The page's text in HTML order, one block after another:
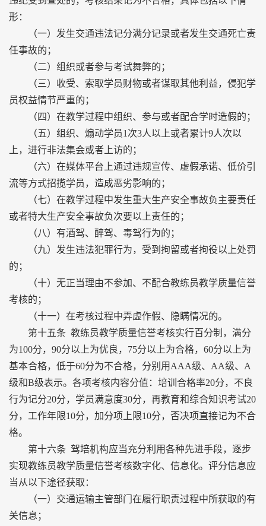
形：
（一）发生交通违法记分满分记录或者发生交通死亡责
任事故的；
（二）组织或者参与考试舞弊的；
（三）收受、索取学员财物或者谋取其他利益，侵犯学
员权益情节严重的；
（四）在教学过程中组织、参与或者配合学时造假的；
（五）组织、煽动学员1次3人以上或者累计9人次以
上，进行非法集会或者上访的；
（六）在媒体平台上通过违规宣传、虚假承诺、低价引
流等方式招揽学员，造成恶劣影响的；
（七）在教学过程中发生重大生产安全事故负主要责任
或者特大生产安全事故负次要以上责任的；
（八）有酒驾、醉驾、毒驾行为的；
（九）发生违法犯罪行为，受到拘留或者拘役以上处罚
的；
（十）无正当理由不参加、不配合教练员教学质量信誉
考核的；
（十一）在考核过程中弄虚作假、隐瞒情况的。
第十五条 教练员教学质量信誉考核实行百分制，满分
为100分，90分以上为优良，75分以上为合格，60分以上为
基本合格，低于60分为不合格，分别用AAA级、AA级、A
级和B级表示。各项考核内容分值：培训合格率20分，不良
行为记分20分，学员满意度30分，再教育和综合知识考试20
分，工作年限10分，加分项上限10分，否决项直接记为不合
格。
第十六条 驾培机构应当充分利用各种先进手段，逐步
实现教练员教学质量信誉考核数字化、信息化。评分信息应
当从以下途径获取：
（一）交通运输主管部门在履行职责过程中所获取的有
关信息；